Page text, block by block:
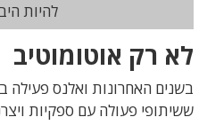
להיות
לא רק אוטומוטיב
בשנים האחרונות ואלנס פעילה
ששיתופי פעולה עם ספקיות